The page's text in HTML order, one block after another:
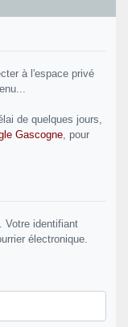
à l'espace privé
de quelques jours,
Gascogne , pour
Votre identifiant
électronique.